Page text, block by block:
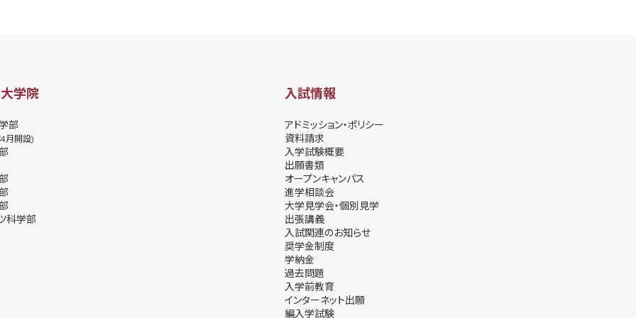
大学院
部
月開設)
科学部
入試情報
アドミッション・ポリシー
資料請求
⼊学試験概要
出願書類
オープンキャンパス
進学相談会
⼤学⾒学会・個別⾒学
出張講義
⼊試関連のお知らせ
奨学⾦制度
学納⾦
過去問題
入学前教育
インターネット出願
編入学試験